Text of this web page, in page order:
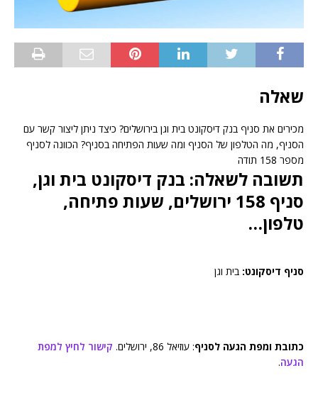
שאלה
מכירים את סניף בנק דיסקונט בית וגן בירושלים? כיצד ניתן ליצור קשר עם
הסניף, מה הטלפון של הסניף ומה שעות הפתיחה בסניף? הכוונה לסניף
מספר 158 תודה
תשובה לשאלה: בנק דיסקונט בית וגן,
סניף 158 ירושלים, שעות פתיחה,
טלפון…
סניף דיסקונט: בית וגן
כתובת ומפת הגעה לסניף: עוזיאל 86, ירושלים.
קישור לחיץ למפת
הגעה.